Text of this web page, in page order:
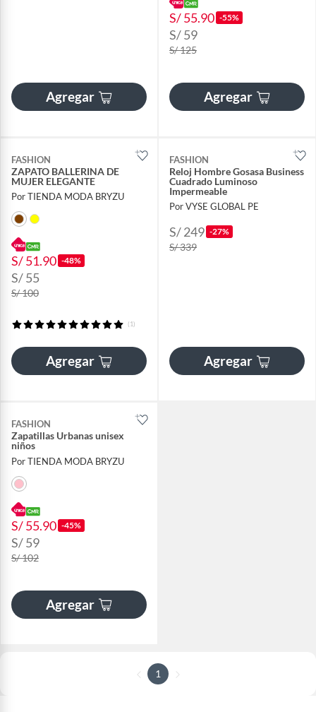
Agregar
S/ 55.90 -55%
S/ 59
S/ 125
Agregar
FASHION
ZAPATO BALLERINA DE
MUJER ELEGANTE
Por TIENDA MODA BRYZU
S/ 51.90 -48%
S/ 55
S/ 100
(1)
Agregar
FASHION
Reloj Hombre Gosasa Business
Cuadrado Luminoso
Impermeable
Por VYSE GLOBAL PE
S/ 249 -27%
S/ 339
Agregar
FASHION
Zapatillas Urbanas unisex
niños
Por TIENDA MODA BRYZU
S/ 55.90 -45%
S/ 59
S/ 102
Agregar
1